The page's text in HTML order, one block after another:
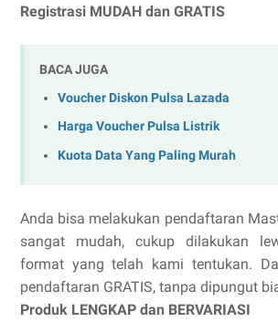
Registrasi MUDAH dan GRATIS
BACA JUGA
Voucher Diskon Pulsa Lazada
Harga Voucher Pulsa Listrik
Kuota Data Yang Paling Murah
Anda bisa melakukan pendaftaran
sangat mudah, cukup dilakukan
format yang telah kami tentukan.
pendaftaran GRATIS, tanpa dipungut
Produk LENGKAP dan BERVARIASI